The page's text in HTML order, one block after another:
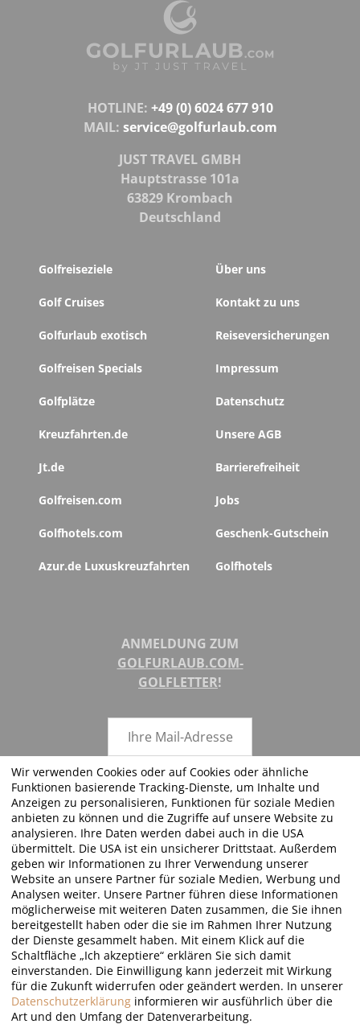
HOTLINE: +49 (0) 6024 677 910
MAIL: service@golfurlaub.com
JUST TRAVEL GMBH
Hauptstrasse 101a
63829 Krombach
Deutschland
Golfreiseziele
Golf Cruises
Golfurlaub exotisch
Golfreisen Specials
Golfplätze
Kreuzfahrten.de
Jt.de
Golfreisen.com
Golfhotels.com
Azur.de Luxuskreuzfahrten
Über uns
Kontakt zu uns
Reiseversicherungen
Impressum
Datenschutz
Unsere AGB
Barrierefreiheit
Jobs
Geschenk-Gutschein
Golfhotels
ANMELDUNG ZUM
GOLFURLAUB.COM-
GOLFLETTER!
ABSENDEN
FOLGEN SIE UNS!
©2026 · Golfurlaub.com by JT Just Travel - all rights reserved
Wir verwenden Cookies oder auf Cookies oder ähnliche
Funktionen basierende Tracking-Dienste, um Inhalte und
Anzeigen zu personalisieren, Funktionen für soziale Medien
anbieten zu können und die Zugriffe auf unsere Website zu
analysieren. Ihre Daten werden dabei auch in die USA
übermittelt. Die USA ist ein unsicherer Drittstaat. Außerdem
geben wir Informationen zu Ihrer Verwendung unserer
Website an unsere Partner für soziale Medien, Werbung und
Analysen weiter. Unsere Partner führen diese Informationen
möglicherweise mit weiteren Daten zusammen, die Sie ihnen
bereitgestellt haben oder die sie im Rahmen Ihrer Nutzung
der Dienste gesammelt haben. Mit einem Klick auf die
Schaltfläche „Ich akzeptiere“ erklären Sie sich damit
einverstanden. Die Einwilligung kann jederzeit mit Wirkung
für die Zukunft widerrufen oder geändert werden. In unserer
Datenschutzerklärung informieren wir ausführlich über die
Art und den Umfang der Datenverarbeitung.